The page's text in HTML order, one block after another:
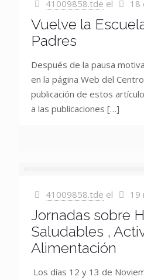
41009858.tde el 18
Vuelve la
Padres
Después de la pausa
en la página Web del
publicación de estos
a las publicaciones […]
41009858.tde el 19
Jornadas sobre
Saludables ,
Alimentación
Los días 12 y 13 de